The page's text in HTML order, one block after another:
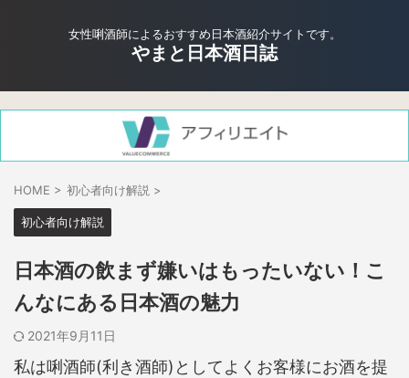
女性唎酒師によるおすすめ日本酒紹介サイトです。
やまと日本酒日誌
HOME > 初心者向け解説 >
初心者向け解説
日本酒の飲まず嫌いはもったいない！こ
んなにある日本酒の魅力
2021年9月11日
私は唎酒師(利き酒師)としてよくお客様にお酒を提